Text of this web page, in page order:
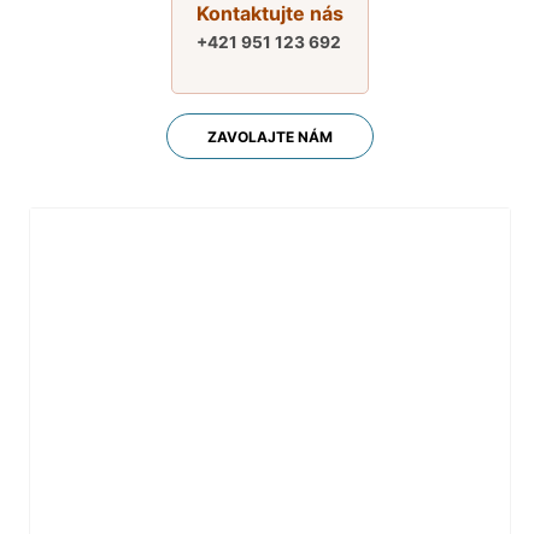
Kontaktujte nás
+421 951 123 692
ZAVOLAJTE NÁM